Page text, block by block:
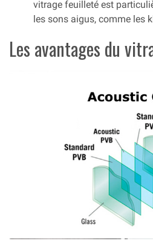
vitrage feuilleté est
les sons aigus, comme les
Les avantages du